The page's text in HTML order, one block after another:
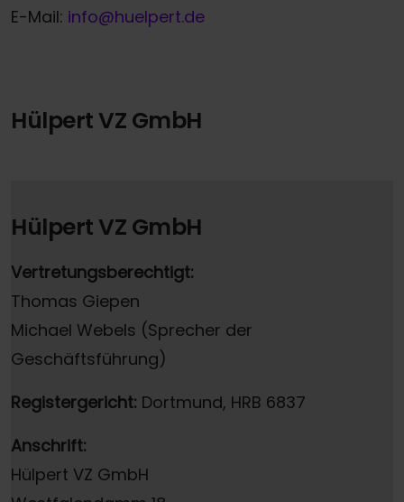
E-Mail: info@huelpert.de
Hülpert VZ GmbH
Hülpert VZ GmbH
Vertretungsberechtigt:
Thomas Giepen
Michael Webels (Sprecher der
Geschäftsführung)
Registergericht: Dortmund, HRB 6837
Anschrift:
Hülpert VZ GmbH